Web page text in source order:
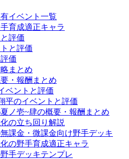
イベント一覧
育成適正キャラ
評価
と評価
価
まとめ
・報酬まとめ
ベントと評価
平のイベントと評価
ノ壱~肆の概要・報酬まとめ
の立ち回り解説
課金・微課金向け野手デッキ
の野手育成適正キャラ
手デッキテンプレ